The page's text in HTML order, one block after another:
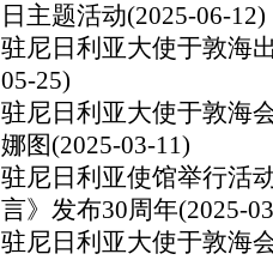
日主题活动(2025-06-12)
驻尼日利亚大使于敦海
05-25)
驻尼日利亚大使于敦海
娜图 (2025-03-11)
驻尼日利亚使馆举行活
言》发布30周年(2025-
驻尼日利亚大使于敦海